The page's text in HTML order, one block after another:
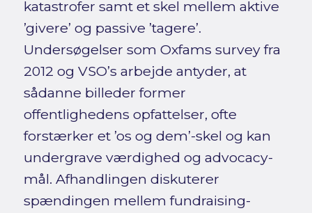
katastrofer samt et skel mellem aktive
’givere’ og passive ’tagere’.
Undersøgelser som Oxfams survey fra
2012 og VSO’s arbejde antyder, at
sådanne billeder former
offentlighedens opfattelser, ofte
forstærker et ’os og dem’-skel og kan
undergrave værdighed og advocacy-
mål. Afhandlingen diskuterer
spændingen mellem fundraising-